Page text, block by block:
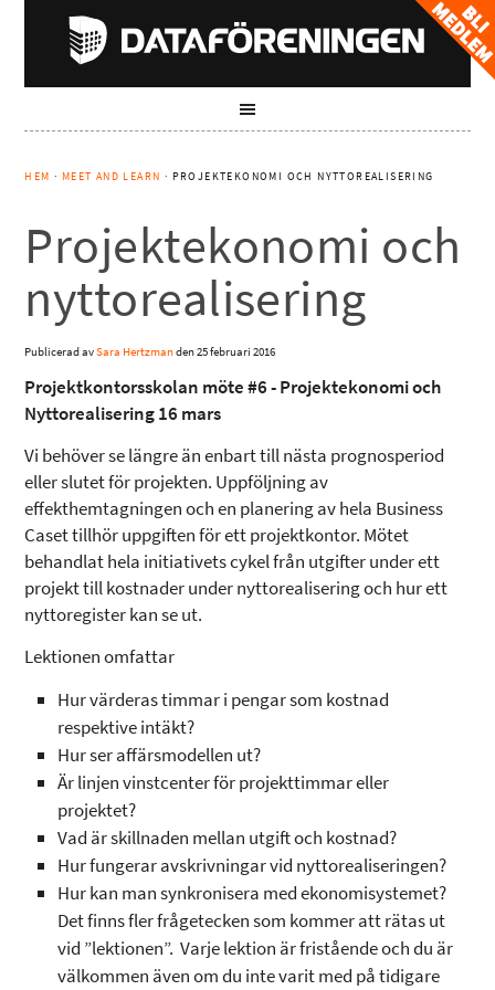
HEM · MEET AND LEARN · PROJEKTEKONOMI OCH NYTTOREALISERING
Projektekonomi och
nyttorealisering
Publicerad avSara Hertzmanden25 februari 2016
Projektkontorsskolan möte #6 - Projektekonomi och
Nyttorealisering 16 mars
Vi behöver se längre än enbart till nästa prognosperiod
eller slutet för projekten. Uppföljning av
effekthemtagningen och en planering av hela Business
Caset tillhör uppgiften för ett projektkontor. Mötet
behandlat hela initiativets cykel från utgifter under ett
projekt till kostnader under nyttorealisering och hur ett
nyttoregister kan se ut.
Lektionen omfattar
Hur värderas timmar i pengar som kostnad
respektive intäkt?
Hur ser affärsmodellen ut?
Är linjen vinstcenter för projekttimmar eller
projektet?
Vad är skillnaden mellan utgift och kostnad?
Hur fungerar avskrivningar vid nyttorealiseringen?
Hur kan man synkronisera med ekonomisystemet?
Det finns fler frågetecken som kommer att rätas ut
vid ”lektionen”. Varje lektion är fristående och du är
välkommen även om du inte varit med på tidigare